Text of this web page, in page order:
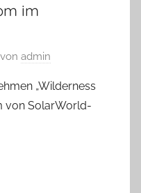
im
von admin
„Wilderness
von SolarWorld-